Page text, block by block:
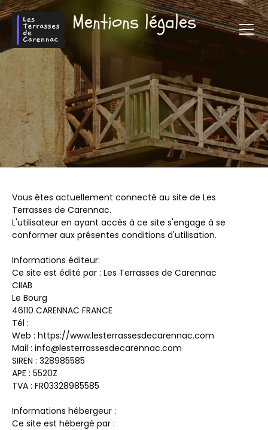
Mentions légales
Vous êtes actuellement connecté au site de Les
Terrasses de Carennac.
L'utilisateur en ayant accès à ce site s'engage à se
conformer aux présentes conditions d'utilisation.
Informations éditeur:
Ce site est édité par : Les Terrasses de Carennac
CIIAB
Le Bourg
46110 CARENNAC FRANCE
Tél :
Web : https://www.lesterrassesdecarennac.com
Mail : info@lesterrassesdecarennac.com
SIREN : 328985585
APE : 5520Z
TVA : FR03328985585
Informations hébergeur :
Ce site est hébergé par :